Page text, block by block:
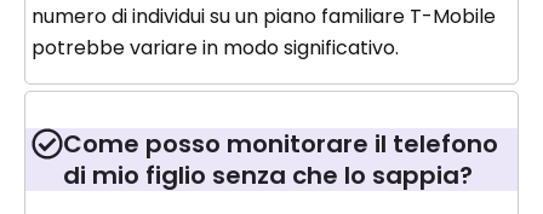
numero di individui su un piano familiare T-Mobile
potrebbe variare in modo significativo.
Come posso monitorare il telefono
di mio figlio senza che lo sappia?